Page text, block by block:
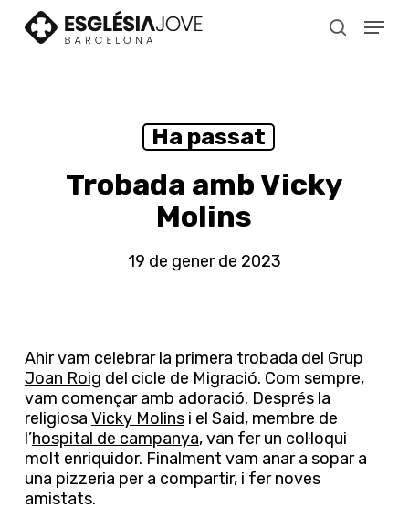
search
Menu
Ha passat
Trobada amb Vicky
Molins
19 de gener de 2023
Ahir vam celebrar la primera trobada del Grup
Joan Roig del cicle de Migració. Com sempre,
vam començar amb adoració. Després la
religiosa Vicky Molinsi el Said, membre de
l’hospital de campanya, van fer un col·loqui
molt enriquidor. Finalment vam anar a sopar a
una pizzeria per a compartir, i fer noves
amistats.